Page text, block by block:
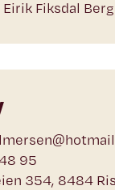
Fiksdal
95
354, 8484